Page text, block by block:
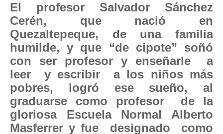
El profesor Salvador Sánchez
Cerén, que nació en
Quezaltepeque, de una familia
humilde, y que “de cipote” soñó
con ser profesor y enseñarle a
leer y escribir a los niños más
pobres, logró ese sueño, al
graduarse como profesor de la
gloriosa Escuela Normal Alberto
Masferrer y fue designado como